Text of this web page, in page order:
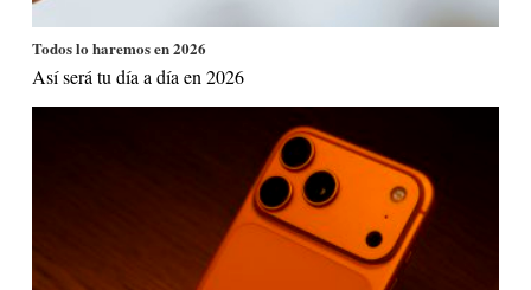
Todos lo haremos en 2026
Así será tu día a día en 2026